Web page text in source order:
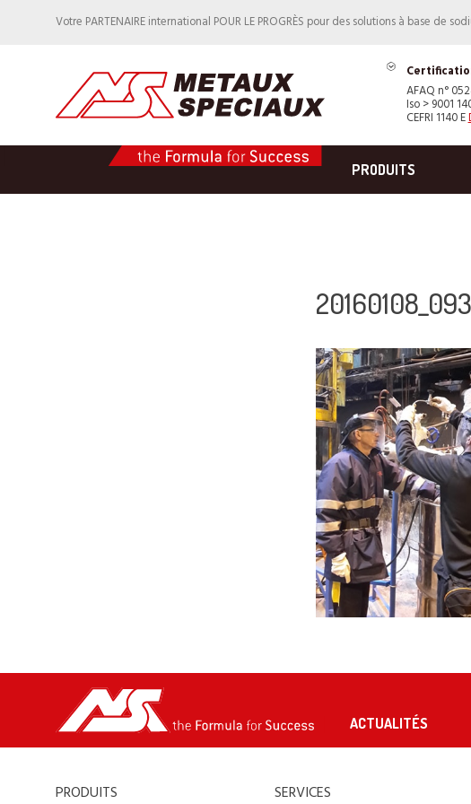
Votre PARTENAIRE international POUR LE PROGRÈS pour des solutions à base de
AFAQ n°
Iso > 9001
CEFRI 1140 E
PRODUITS
ACTUALITÉS
PRODUITS SERVICES